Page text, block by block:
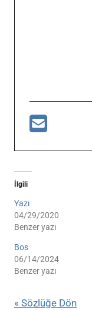
İlgili
Yazı
04/29/2020
Benzer yazı
Bos
06/14/2024
Benzer yazı
« Sözlüğe Dön